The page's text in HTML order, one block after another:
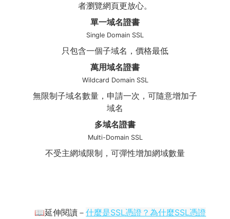
者瀏覽網頁更放心。
單一域名證書
Single Domain SSL
只包含一個子域名，價格最低
萬用域名證書
Wildcard Domain SSL
無限制子域名數量，申請一次，可隨意增加子
域名
多域名證書
Multi-Domain SSL
不受主網域限制，可彈性增加網域數量
📖延伸閱讀－什麼是SSL憑證？為什麼SSL憑證